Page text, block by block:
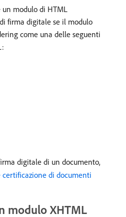
modulo di HTML
firma digitale se il modulo
come una delle seguenti
digitale di un documento,
di documenti
modulo XHTML